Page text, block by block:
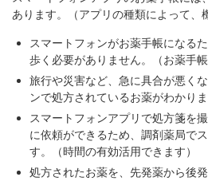
あります。（アプリの種類によって、
スマートフォンがお薬手帳になる
歩く必要がありません。（お薬手
旅行や災害など、急に具合が悪く
ンで処方されているお薬がわかりま
スマートフォンアプリで処方箋を
に依頼ができるため、調剤薬局で
す。（時間の有効活用できます）
処方されたお薬を、先発薬から後